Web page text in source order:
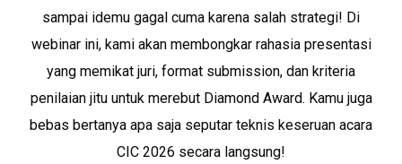
sampai idemu gagal cuma karena salah strategi! Di
webinar ini, kami akan membongkar rahasia presentasi
yang memikat juri, format submission, dan kriteria
penilaian jitu untuk merebut Diamond Award. Kamu juga
bebas bertanya apa saja seputar teknis keseruan acara
CIC 2026 secara langsung!